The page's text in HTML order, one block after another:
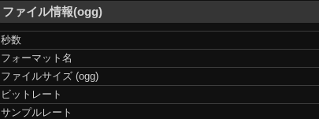
ファイル情報(ogg)
秒数
フォーマット名
ファイルサイズ (ogg)
ビットレート
サンプルレート